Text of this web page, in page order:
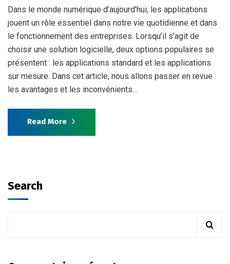
Dans le monde numérique d’aujourd’hui, les applications
jouent un rôle essentiel dans notre vie quotidienne et dans
le fonctionnement des entreprises. Lorsqu’il s’agit de
choisir une solution logicielle, deux options populaires se
présentent : les applications standard et les applications
sur mesure. Dans cet article, nous allons passer en revue
les avantages et les inconvénients…
Read More
Search